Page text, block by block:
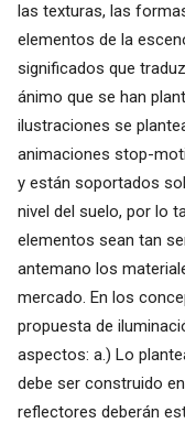
las texturas, las
elementos de la
significados que
ánimo que se han
ilustraciones se
animaciones stop-
y están soportados
nivel del suelo, por lo
elementos sean tan
antemano los
mercado. En los
propuesta de
aspectos: a.) Lo
debe ser construido
reflectores deberán